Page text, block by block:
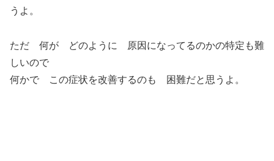
うよ。
ただ 何が どのように 原因になってるのかの特定も難
しいので
何かで この症状を改善するのも 困難だと思うよ。